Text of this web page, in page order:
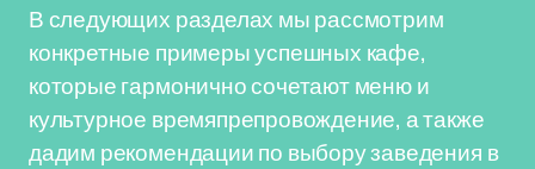
В следующих разделах мы рассмотрим
конкретные примеры успешных кафе,
которые гармонично сочетают меню и
культурное времяпрепровождение, а также
дадим рекомендации по выбору заведения в